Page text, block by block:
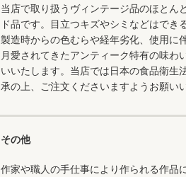
当店で取り扱うヴィンテージ品のほとん
ド品です。目立つキズやシミなどはで
製造時からの色むらや経年劣化、使用に
月愛されてきたアンティーク特有の味
いいたします。当店では日本の食品衛生
承の上、ご注文くださいますようお願い
その他
作家や職人の手仕事により作られる作品